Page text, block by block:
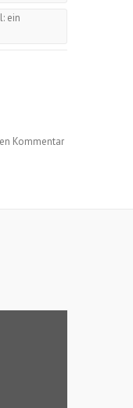
ein
Kommentar